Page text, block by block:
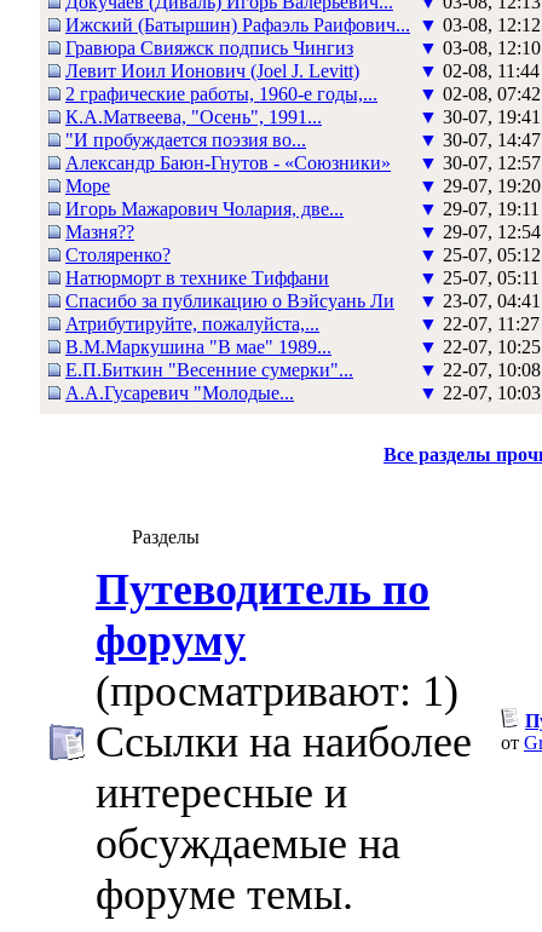
Ижский (Батыршин) Рафаэль Раифович...
▼ 03-08, 12:12
Гравюра Свияжск подпись Чингиз
▼ 03-08, 12:10
Левит Иоил Ионович (Joel J. Levitt)
▼ 02-08, 11:44
2 графические работы, 1960-е годы,...
▼ 02-08, 07:42
К.А.Матвеева, "Осень", 1991...
▼ 30-07, 19:41
"И пробуждается поэзия во...
▼ 30-07, 14:47
Александр Баюн-Гнутов - «Союзники»
▼ 30-07, 12:57
Море
▼ 29-07, 19:20
Игорь Мажарович Чолария, две...
▼ 29-07, 19:11
Мазня??
▼ 29-07, 12:54
Столяренко?
▼ 25-07, 05:12
Натюрморт в технике Тиффани
▼ 25-07, 05:11
Спасибо за публикацию о Вэйсуань Ли
▼ 23-07, 04:41
Атрибутируйте, пожалуйста,...
▼ 22-07, 11:27
В.М.Маркушина "В мае" 1989...
▼ 22-07, 10:25
Е.П.Биткин "Весенние сумерки"...
▼ 22-07, 10:08
А.А.Гусаревич "Молодые...
▼ 22-07, 10:03
Все разделы
Разделы
Путеводитель по
форуму
(просматривают: 1)
Ссылки на наиболее
интересные и
обсуждаемые на
форуме темы.
от